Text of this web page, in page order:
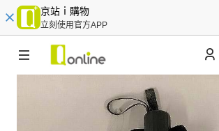
京站ｉ購物
立刻使用官方APP